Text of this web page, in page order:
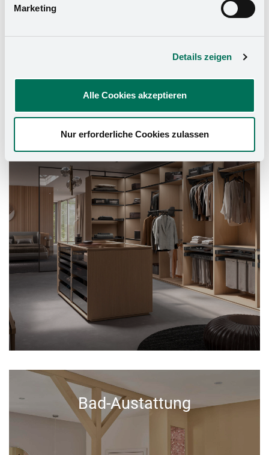
Marketing
Details zeigen
Alle Cookies akzeptieren
Nur erforderliche Cookies zulassen
Schrank-Ausstattung
Bad-Austattung